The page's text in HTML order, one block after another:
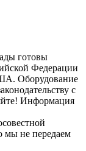
готовы
Федерации
Оборудование
с
Информация
мы не передаем